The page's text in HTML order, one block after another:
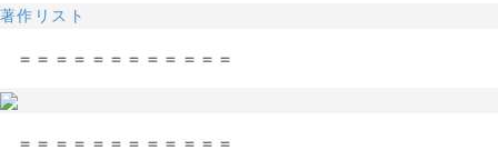
著作リスト
＝＝＝＝＝＝＝＝＝＝＝＝
＝＝＝＝＝＝＝＝＝＝＝＝